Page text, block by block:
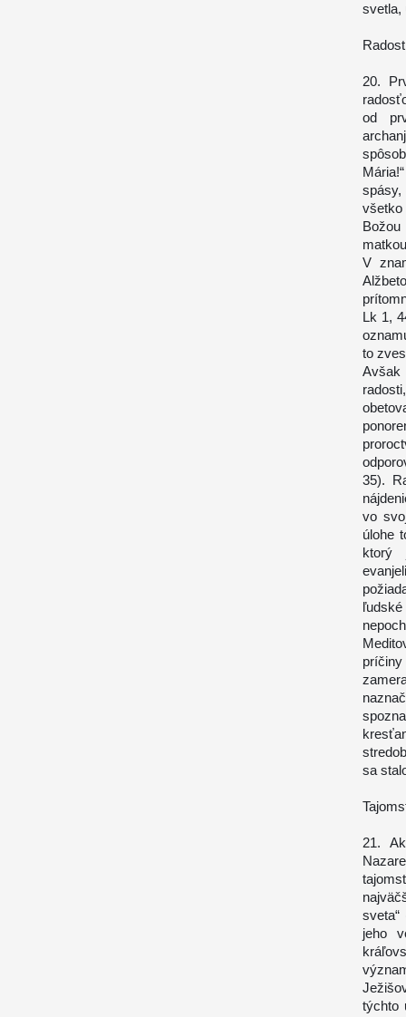
svetla,
20.
od
všetko
V
Lk 1,
to
Avšak
35).
vo
úlohe
ktorý
sa
21.
jeho
týchto